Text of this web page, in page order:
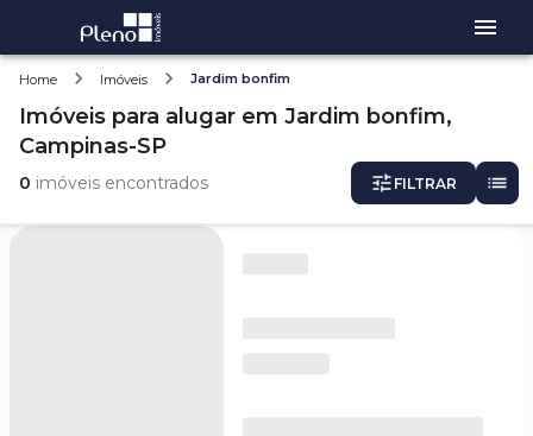
Home Imóveis Jardim bonfim
Imóveis para alugar em Jardim bonfim,
Campinas-SP
0 imóveis encontrados FILTRAR